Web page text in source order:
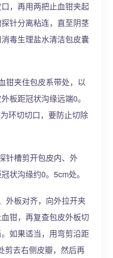
，再用两把止血钳夹起
针分离粘连，直至阴茎
毒生理盐水清洁包皮囊
钳夹住包皮系带处，以
板距冠状沟缘远端0。
环切切口，要防止切除
针槽剪开包皮内、外
状沟缘约0。5cm处。
外板对齐，向外拉开夹
钳，再复查包皮外板切
如果适当，用弯剪沿距
剪去右侧皮瓣，然后再